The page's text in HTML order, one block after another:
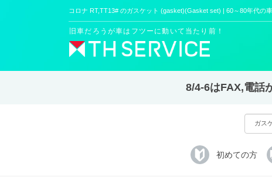
コロナ RT,TT13# のガスケット (gasket)(Gasket set) | 60～80年代の
旧車だろうが車はフツーに動いて当たり前！
8/4-6はFAX,電話
初めての方